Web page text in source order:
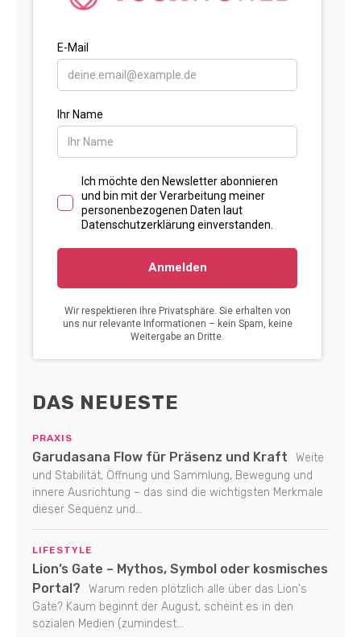
DAS NEUESTE
PRAXIS
Garudasana Flow für Präsenz und Kraft
Weite
und Stabilität, Öffnung und Sammlung, Bewegung und
innere Ausrichtung – das sind die wichtigsten Merkmale
dieser Sequenz und...
LIFESTYLE
Lion’s Gate – Mythos, Symbol oder kosmisches
Portal?
Warum reden plötzlich alle über das Lion's
Gate? Kaum beginnt der August, scheint es in den
sozialen Medien (zumindest...